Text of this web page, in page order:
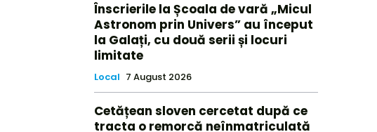
Înscrierile la Școala de vară „Micul
Astronom prin Univers” au început
la Galați, cu două serii și locuri
limitate
Local 7 August 2026
Cetățean sloven cercetat după ce
tracta o remorcă neînmatriculată